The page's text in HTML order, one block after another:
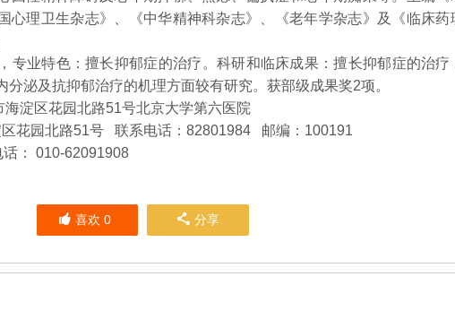
心理卫生杂志》、《中华精神科杂志》、《老年学杂志》及《临床药
专业特色：擅长抑郁症的治疗。科研和临床成果：擅长抑郁症的治疗
分泌及抗抑郁治疗的机理方面较有研究。获部级成果奖2项。
海淀区花园北路51号北京大学第六医院
花园北路51号
联系电话：82801984
邮编：100191
： 010-62091908
喜欢0 分享